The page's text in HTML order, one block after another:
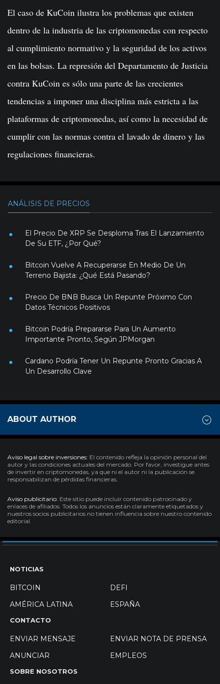
El caso de KuCoin ilustra los problemas que existen
dentro de la industria de las criptomonedas con respecto
al cumplimiento normativo y la seguridad de los activos
en las bolsas. La represión del Departamento de Justicia
contra KuCoin es sólo una parte de las crecientes
tendencias a imponer una disciplina más estricta a las
plataformas de criptomonedas, así como la necesidad de
cumplir con las normas contra el lavado de dinero y las
regulaciones financieras.
ANÁLISIS DE PRECIOS
El Precio De XRP Se Desploma Tras El Lanzamiento
De Su ETF, ¿Por Qué?
Bitcoin Vuelve A Recuperarse En Medio De Un
Terreno Bajista: ¿Qué Está Pasando?
Precio De BNB Busca Un Repunte Próximo Con
Datos Técnicos Positivos
Bitcoin Podría Prepararse Para Un Aumento
Importante Pronto, Según JPMorgan
Cardano Podría Tener Un Repunte Pronto Gracias A
Un Desarrollo Clave
ABOUT AUTHOR
Aviso legal sobre inversiones: El contenido refleja la opinión personal del
autor y las condiciones actuales del mercado. Por favor, investigue antes
de invertir en criptomonedas, ya que ni el autor ni la publicación se
responsabilizan de pérdidas financieras.
Aviso publicitario: Este sitio puede incluir contenido patrocinado y
enlaces de afiliados. Todos los anuncios están claramente etiquetados y
nuestros socios publicitarios no tienen influencia sobre nuestro contenido
editorial.
NOTICIAS
BITCOIN
DEFI
AMÉRICA LATINA
ESPAÑA
CONTACTO
ENVIAR MENSAJE
ENVIAR NOTA DE PRENSA
ANUNCIAR
EMPLEOS
SOBRE NOSOTROS